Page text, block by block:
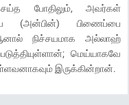
போதிலும், அவர்கள்
(அன்பின்) பிணைப்பை
ஆனால் நிச்சயமாக அல்லாஹ்
மெய்யாகவே
இருக்கின்றான்.